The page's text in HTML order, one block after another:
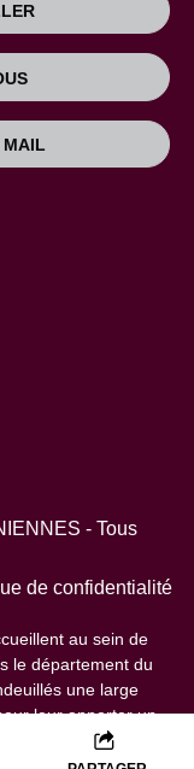
MAIL
- Tous
de confidentialité
au sein de
le département du
une large
leur apporter un
du deuil.